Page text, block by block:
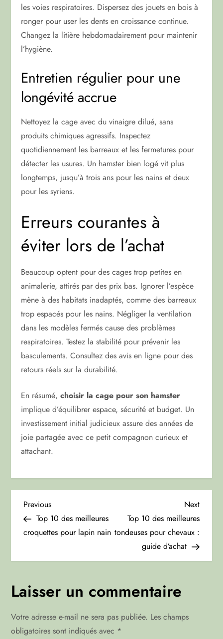
les voies respiratoires. Dispersez des jouets en bois à
ronger pour user les dents en croissance continue.
Changez la litière hebdomadairement pour maintenir
l’hygiène.
Entretien régulier pour une
longévité accrue
Nettoyez la cage avec du vinaigre dilué, sans
produits chimiques agressifs. Inspectez
quotidiennement les barreaux et les fermetures pour
détecter les usures. Un hamster bien logé vit plus
longtemps, jusqu’à trois ans pour les nains et deux
pour les syriens.
Erreurs courantes à
éviter lors de l’achat
Beaucoup optent pour des cages trop petites en
animalerie, attirés par des prix bas. Ignorer l’espèce
mène à des habitats inadaptés, comme des barreaux
trop espacés pour les nains. Négliger la ventilation
dans les modèles fermés cause des problèmes
respiratoires. Testez la stabilité pour prévenir les
basculements. Consultez des avis en ligne pour des
retours réels sur la durabilité.
En résumé,choisir la cage pour son hamster
implique d’équilibrer espace, sécurité et budget. Un
investissement initial judicieux assure des années de
joie partagée avec ce petit compagnon curieux et
attachant.
N
a
v
g
a
Previous
Post
Previous
Top 10 des meilleures
croquettes pour lapin nain
Next
Post
Next
Top 10 des meilleures
tondeuses pour chevaux :
guide d’achat
Laisser un commentaire
Votre adresse e-mail ne sera pas publiée. Les champs
obligatoires sont indiqués avec *